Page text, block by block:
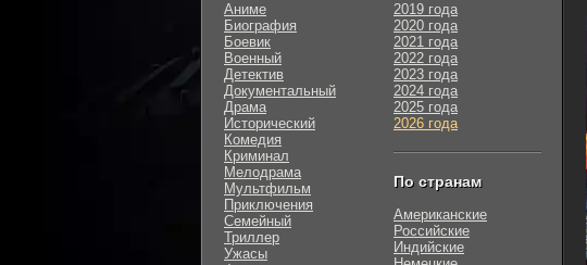
Аниме
Биография
Боевик
Военный
Детектив
Документальный
Драма
Исторический
Комедия
Криминал
Мелодрама
Мультфильм
Приключения
Семейный
Триллер
Ужасы
2019 года
2020 года
2021 года
2022 года
2023 года
2024 года
2025 года
2026 года
По странам
Американские
Российские
Индийские